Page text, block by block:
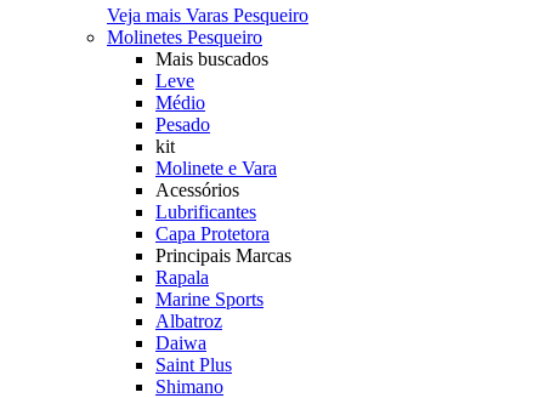
Veja mais Varas Pesqueiro
Molinetes Pesqueiro
Mais buscados
Leve
Médio
Pesado
kit
Molinete e Vara
Acessórios
Lubrificantes
Capa Protetora
Principais Marcas
Rapala
Marine Sports
Albatroz
Daiwa
Saint Plus
Shimano